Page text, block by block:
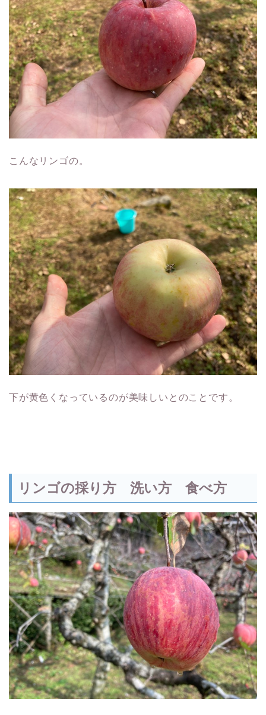
こんなリンゴの。
下が黄色くなっているのが美味しいとのことです。
リンゴの採り方 洗い方 食べ方